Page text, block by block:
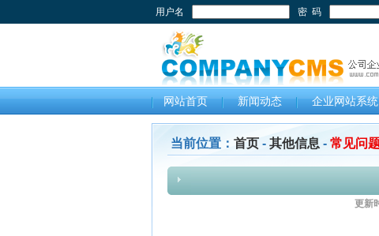
用户名 密 码
网站首页 新闻动态 企业网站系统
当前位置： 首页 - 其他信息 - 常见问
更新